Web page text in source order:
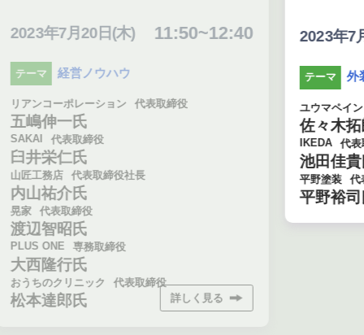
(木) 11:50~12:40
ハウ
ョン 代表取締役
締役社長
締役
代表取締役
詳しく見る
2023年7月20日(木)
代表取締役社長
代表取締役